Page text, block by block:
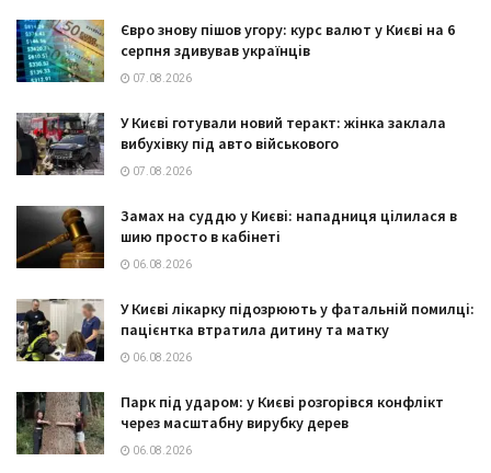
Євро знову пішов угору: курс валют у Києві на 6
серпня здивував українців
07.08.2026
У Києві готували новий теракт: жінка заклала
вибухівку під авто військового
07.08.2026
Замах на суддю у Києві: нападниця цілилася в
шию просто в кабінеті
06.08.2026
У Києві лікарку підозрюють у фатальній помилці:
пацієнтка втратила дитину та матку
06.08.2026
Парк під ударом: у Києві розгорівся конфлікт
через масштабну вирубку дерев
06.08.2026